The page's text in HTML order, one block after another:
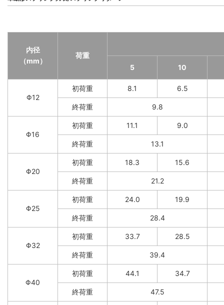
内径
（mm）
荷重
5
10
Φ12
初荷重 8.1 6.5
終荷重 9.8
Φ16
初荷重 11.1 9.0
終荷重 13.1
Φ20
初荷重 18.3 15.6
終荷重 21.2
Φ25
初荷重 24.0 19.9
終荷重 28.4
Φ32
初荷重 33.7 28.5
終荷重 39.4
Φ40
初荷重 44.1 34.7
終荷重 47.5